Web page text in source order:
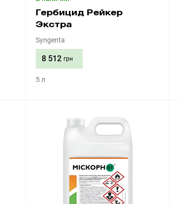
Гербицид Рейкер
Экстра
Syngenta
8 512 грн
5 л